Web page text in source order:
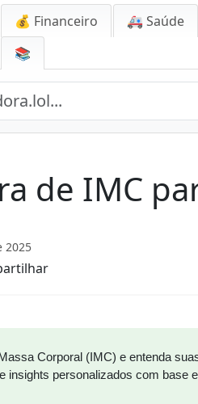
💰 Financeiro 🚑 Saúde
📚
de IMC
2025
Corporal (IMC) e entenda
insights personalizados com base